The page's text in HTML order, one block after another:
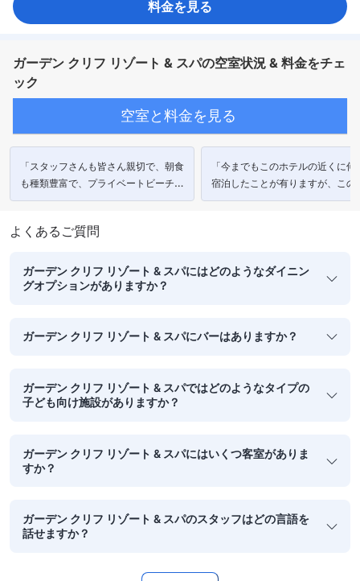
料金を見る
ガーデン クリフ リゾート & スパの空室状況 & 料金をチェ
ック
空室と料金を見る
「スタッフさんも皆さん親切で、朝食
も種類豊富で、プライベートビーチも
プールもありとてもいいホテルでし
「今までもこのホテルの近くに何
宿泊したことが有りますが、この
ルは自分にとって最高でした。」
よくあるご質問
ガーデン クリフ リゾート & スパにはどのようなダイニン
グオプションがありますか？
ガーデン クリフ リゾート & スパにバーはありますか？
ガーデン クリフ リゾート & スパではどのようなタイプの
子ども向け施設がありますか？
ガーデン クリフ リゾート & スパにはいくつ客室がありま
すか？
ガーデン クリフ リゾート & スパのスタッフはどの言語を
話せますか？